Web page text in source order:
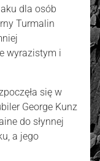
dla osób
Turmalin
wyrazistym i
się w
George Kunz
do słynnej
a jego